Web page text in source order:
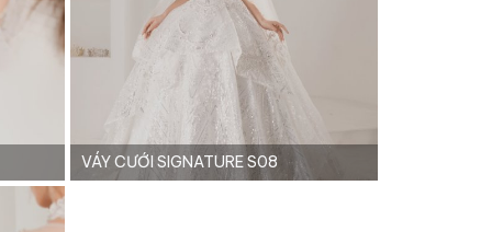
VÁY CƯỚI SIGNATURE S08